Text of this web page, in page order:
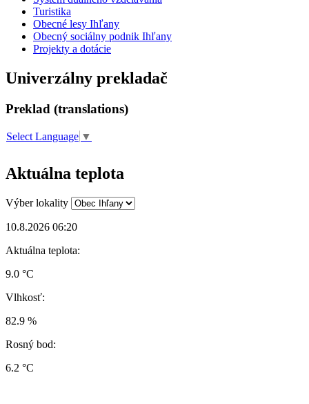
Turistika
Obecné lesy Ihľany
Obecný sociálny podnik Ihľany
Projekty a dotácie
Univerzálny prekladač
Preklad (translations)
Select Language ▼
Aktuálna teplota
Výber lokality
10.8.2026 06:20
Aktuálna teplota:
9.0 °C
Vlhkosť:
82.9 %
Rosný bod:
6.2 °C